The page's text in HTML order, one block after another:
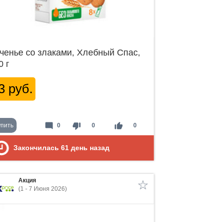
со злаками, Хлебный Спас,
г
руб.
thumb_down 0 thumb_up 0
mode_comment 0
Закончилась 61 день назад
Акция
(1 - 7 Июня 2026)